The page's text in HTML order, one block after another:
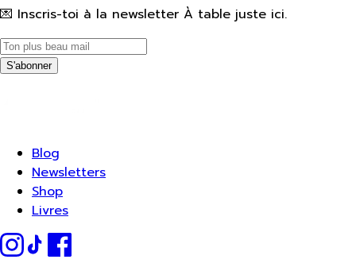
💌 Inscris-toi à la newsletter À table juste ici.
S'abonner
Blog
Newsletters
Shop
Livres